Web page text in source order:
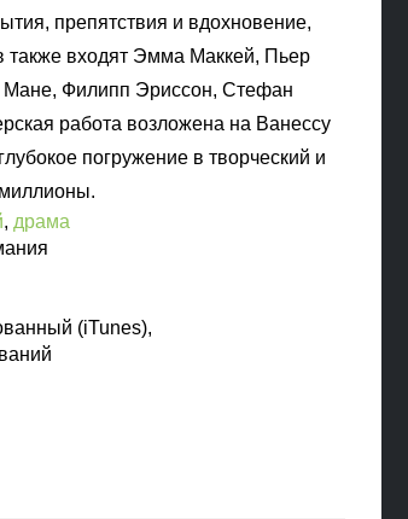
препятствия и вдохновение,
также входят Эмма Маккей, Пьер
Филипп Эриссон, Стефан
работа возложена на Ванессу
погружение в творческий и
, драма
(iTunes),